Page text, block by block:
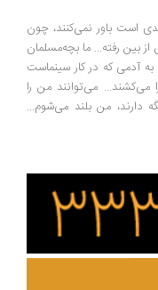
نمی‌کنند، چون
ما بچه‌مسلمان
که در کار سینماست
می‌توانند من را
من بلند می‌شوم...